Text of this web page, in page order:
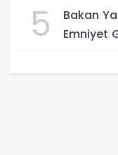
5
Bakan
Emniyet